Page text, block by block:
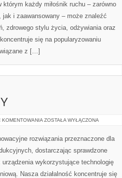
którym każdy miłośnik ruchu – zarówno
jak i zaawansowany – może znaleźć
zdrowego stylu życia, odżywiania oraz
się na popularyzowaniu
z […]
KOMENTOWANIA BEZPIECZEŃSTWO
ZOSTAŁA WYŁĄCZONA
rozwiązania przeznaczone dla
dostarczając sprawdzone
wykorzystujące technologię
Nasza działalność koncentruje się